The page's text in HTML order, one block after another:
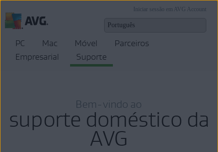
Iniciar sessão em AVG Account
PC Mac Móvel
Parceiros
Empresarial
Suporte
Bem-vindo ao
suporte doméstico da
AVG